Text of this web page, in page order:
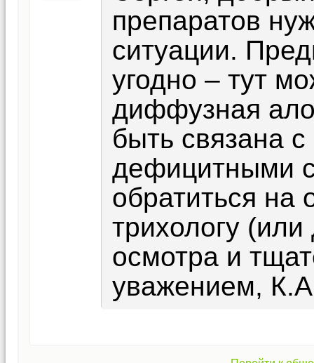
препаратов
ситуации.
угодно – тут
диффузная
быть связана
дефицитными
обратиться на
трихологу
осмотра и
уважением,